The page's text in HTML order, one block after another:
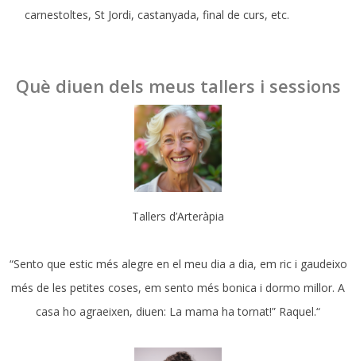
carnestoltes, St Jordi, castanyada, final de curs, etc.
Què diuen dels meus tallers i sessions
Tallers d’Arteràpia
“Sento que estic més alegre en el meu dia a dia, em ric i gaudeixo
més de les petites coses, em sento més bonica i dormo millor. A
casa ho agraeixen, diuen: La mama ha tornat!” Raquel.“